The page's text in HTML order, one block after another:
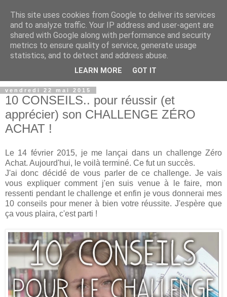
vendredi 22 mai 2015
10 CONSEILS.. pour réussir (et
apprécier) son CHALLENGE ZÉRO
ACHAT !
Le 14 février 2015, je me lançai dans un challenge Zéro
Achat. Aujourd'hui, le voilà terminé. Ce fut un succès.
J'ai donc décidé de vous parler de ce challenge. Je vais
vous expliquer comment j'en suis venue à le faire, mon
ressenti pendant le challenge et enfin je vous donnerai mes
10 conseils pour mener à bien votre réussite. J'espère que
ça vous plaira, c'est parti !
This site uses cookies from Google to deliver its services
and to analyze traffic. Your IP address and user-agent are
shared with Google along with performance and security
metrics to ensure quality of service, generate usage
statistics, and to detect and address abuse.
LEARN MORE GOT IT